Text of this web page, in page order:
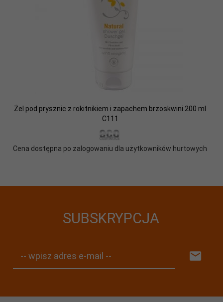
Żel pod prysznic z rokitnikiem i zapachem brzoskwini 200 ml
C111
Cena dostępna po zalogowaniu dla użytkowników hurtowych
SUBSKRYPCJA
-- wpisz adres e-mail --